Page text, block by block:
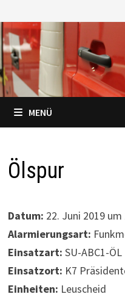
Inhalt
springen
MENÜ
Ölspur
Datum: 22. Juni 2019
Alarmierungsart:
Einsatzart: SU-ABC1-ÖL
Einsatzort: K7
Einheiten: Leuscheid